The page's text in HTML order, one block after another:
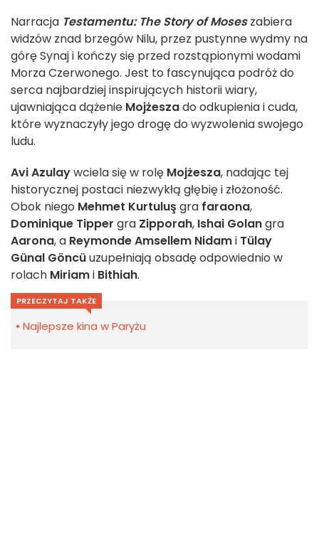
Narracja Testamentu: The Story of Moseszabiera
widzów znad brzegów Nilu, przez pustynne wydmy na
górę Synaj i kończy się przed rozstąpionymi wodami
Morza Czerwonego. Jest to fascynująca podróż do
serca najbardziej inspirujących historii wiary,
ujawniająca dążenie Mojżeszado odkupienia i cuda,
które wyznaczyły jego drogę do wyzwolenia swojego
ludu.
Avi Azulaywciela się w rolę Mojżesza, nadając tej
historycznej postaci niezwykłą głębię i złożoność.
Obok niego Mehmet Kurtuluş gra faraona,
Dominique Tipper gra Zipporah, Ishai Golangra
Aarona, a Reymonde Amsellem Nidami Tülay
Günal Göncüuzupełniają obsadę odpowiednio w
rolach Miriami Bithiah.
PRZECZYTAJ TAKŻE
Najlepsze kina w Paryżu